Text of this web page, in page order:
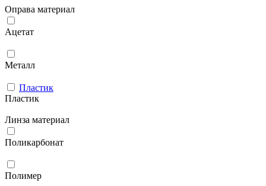
Оправа материал
Ацетат
Металл
Пластик
Пластик
Линза материал
Поликарбонат
Полимер